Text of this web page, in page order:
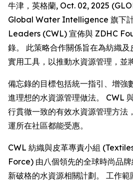
牛津，英格蘭, Oct. 02, 2025
Global Water Intelligence 旗下
Leaders (CWL) 宣佈與 ZDHC
錄。 此策略合作關係旨在為紡織
實用工具，以推動水資源管理，並
備忘錄的目標包括統一指引、增強
進理想的水資源管理做法。 CWL
行貫徹一致的有效水資源管理方法
運所在社區都能受惠。
CWL 紡織與皮革專責小組
Force) 由八個領先的全球時尚品
新破格的水資源相關計劃。 工作